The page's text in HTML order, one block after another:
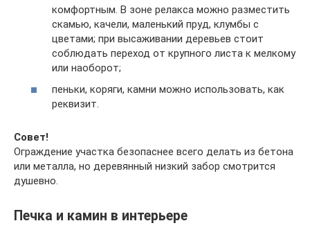
комфортным. В зоне релакса можно разместить
скамью, качели, маленький пруд, клумбы с
цветами; при высаживании деревьев стоит
соблюдать переход от крупного листа к мелкому
или наоборот;
пеньки, коряги, камни можно использовать, как
реквизит.
Совет!
Ограждение участка безопаснее всего делать из бетона
или металла, но деревянный низкий забор смотрится
душевно.
Печка и камин в интерьере